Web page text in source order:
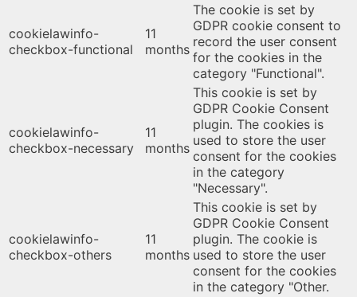
cookielawinfo-
checkbox-functional
11
months
The cookie is set by
GDPR cookie consent to
record the user consent
for the cookies in the
category "Functional".
cookielawinfo-
checkbox-necessary
11
months
This cookie is set by
GDPR Cookie Consent
plugin. The cookies is
used to store the user
consent for the cookies
in the category
"Necessary".
cookielawinfo-
checkbox-others
11
months
This cookie is set by
GDPR Cookie Consent
plugin. The cookie is
used to store the user
consent for the cookies
in the category "Other.